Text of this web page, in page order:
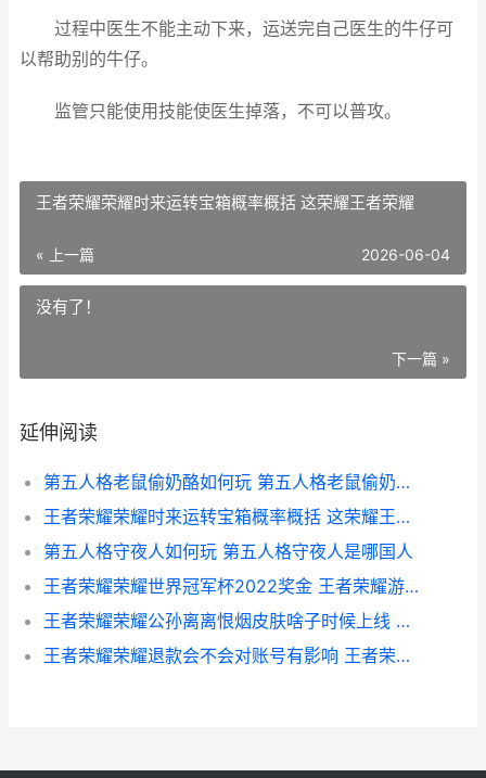
过程中医生不能主动下来，运送完自己医生的牛仔可
以帮助别的牛仔。
监管只能使用技能使医生掉落，不可以普攻。
王者荣耀荣耀时来运转宝箱概率概括 这荣耀王者荣耀
« 上一篇 2026-06-04
没有了！
下一篇 »
延伸阅读
第五人格老鼠偷奶酪如何玩 第五人格老鼠偷奶酪怎么玩
王者荣耀荣耀时来运转宝箱概率概括 这荣耀王者荣耀
第五人格守夜人如何玩 第五人格守夜人是哪国人
王者荣耀荣耀世界冠军杯2022奖金 王者荣耀游戏世界
王者荣耀荣耀公孙离离恨烟皮肤啥子时候上线 王者荣耀公寓
王者荣耀荣耀退款会不会对账号有影响 王者荣耀退游是什么意思